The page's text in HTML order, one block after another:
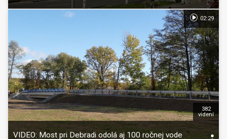
VIDEO: Most pri Debradi odolá aj 100 ročnej vode
382
videní
02:29